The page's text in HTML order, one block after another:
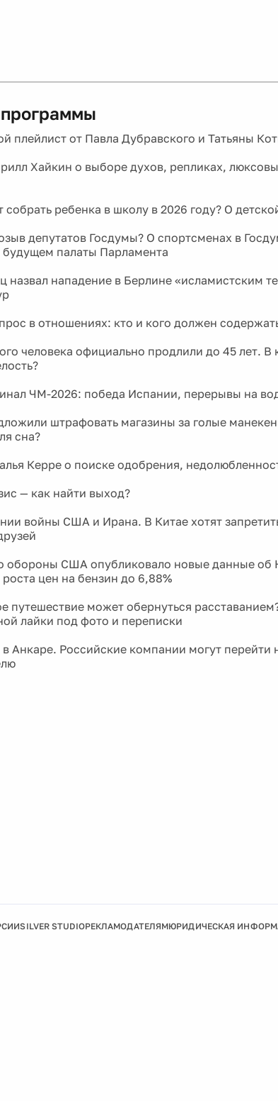
плейлист от Павла Дубравского и Татьяны
Хайкин о выборе духов, репликах,
собрать ребенка в школу в 2026 году? О
депутатов Госдумы? О спортсменах в
будущем палаты Парламента
нападение в Берлине «исламистским
в отношениях: кто и кого должен
человека официально продлили до 45 лет. В
ЧМ-2026: победа Испании, перерывы на
штрафовать магазины за голые
сна?
Керре о поиске одобрения,
— как найти выход?
войны США и Ирана. В Китае хотят
обороны США опубликовало новые данные об
цен на бензин до 6,88%
путешествие может обернуться
лайки под фото и переписки
Анкаре. Российские компании могут перейти
SILVER STUDIOРЕКЛАМОДАТЕЛЯМЮРИДИЧЕСКАЯ